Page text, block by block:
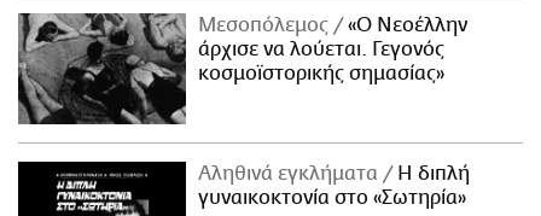
Μεσοπόλεμος
«Ο Νεοέλλην
άρχισε να λούεται. Γεγονός
κοσμοϊστορικής σημασίας»
Αληθινά εγκλήματα
Η διπλή
γυναικοκτονία στο «Σωτηρία»